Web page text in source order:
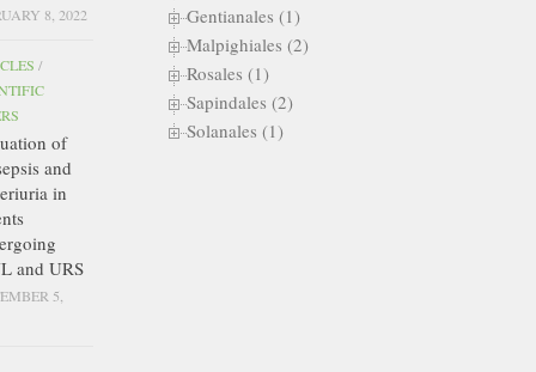
Gentianales (1)
Malpighiales (2)
Rosales (1)
Sapindales (2)
Solanales (1)
8, 2022
/
of
and
in
and URS
5,